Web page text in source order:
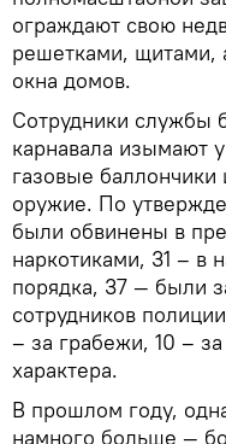
ограждают свою
решетками, щитами,
окна домов.
Сотрудники службы
карнавала изымают
газовые
оружие. По
были обвинены в
наркотиками, 31 – в
порядка, 37 — были
сотрудников
– за грабежи, 10 –
характера.
В прошлом году,
намного больше —